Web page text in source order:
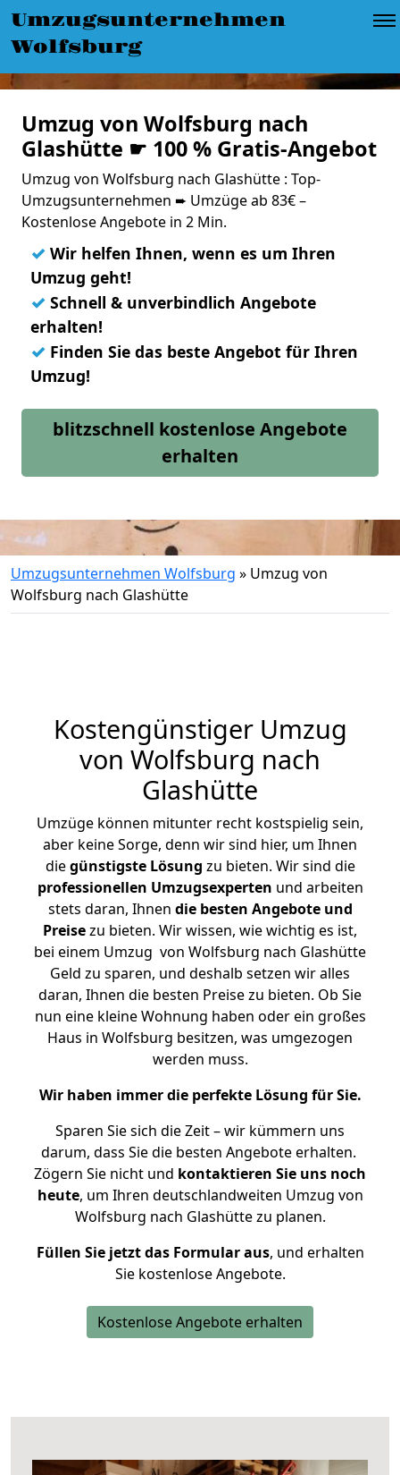
Umzugsunternehmen
Wolfsburg
Umzug von Wolfsburg nach
Glashütte ☛ 100 % Gratis-Angebot
Umzug von Wolfsburg nach Glashütte : Top-
Umzugsunternehmen ➨ Umzüge ab 83€ –
Kostenlose Angebote in 2 Min.
✓ Wir helfen Ihnen, wenn es um Ihren
Umzug geht!
✓ Schnell & unverbindlich Angebote
erhalten!
✓ Finden Sie das beste Angebot für Ihren
Umzug!
blitzschnell kostenlose Angebote
erhalten
Umzugsunternehmen Wolfsburg » Umzug von
Wolfsburg nach Glashütte
Kostengünstiger Umzug
von Wolfsburg nach
Glashütte
Umzüge können mitunter recht kostspielig sein,
aber keine Sorge, denn wir sind hier, um Ihnen
diegünstigste Lösung zu bieten. Wir sind die
professionellen Umzugsexperten und arbeiten
stets daran, Ihnen die besten Angebote und
Preisezu bieten. Wir wissen, wie wichtig es ist,
bei einem Umzug von Wolfsburg nach Glashütte
Geld zu sparen, und deshalb setzen wir alles
daran, Ihnen die besten Preise zu bieten. Ob Sie
nun eine kleine Wohnung haben oder ein großes
Haus in Wolfsburg besitzen, was umgezogen
werden muss.
Wir haben immer die perfekte Lösung für Sie.
Sparen Sie sich die Zeit – wir kümmern uns
darum, dass Sie die besten Angebote erhalten.
Zögern Sie nicht und kontaktieren Sie uns noch
heute, um Ihren deutschlandweiten Umzug von
Wolfsburg nach Glashütte zu planen.
Füllen Sie jetzt das Formular aus, und erhalten
Sie kostenlose Angebote.
Kostenlose Angebote erhalten